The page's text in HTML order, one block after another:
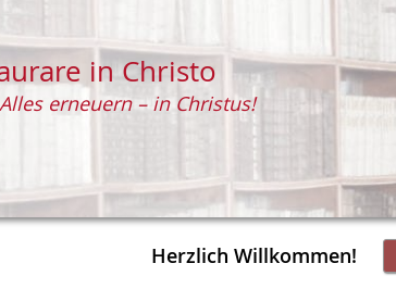
Herzlich Willkommen!
in Christo
Alles erneuern – in Christus!